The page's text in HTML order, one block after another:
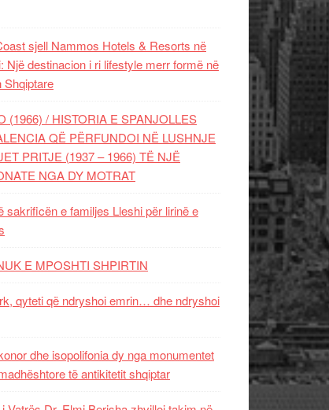
sjell Nammos Hotels & Resorts në
Një destinacion i ri lifestyle merr formë në
Shqiptare
(1966) / HISTORIA E SPANJOLLES
QË PËRFUNDOI NË LUSHNJE
PRITJE (1937 – 1966) TË NJË
NGA DY MOTRAT
sakrificën e familjes Lleshi për lirinë e
E MPOSHTI SHPIRTIN
qyteti që ndryshoi emrin… dhe ndryshoi
dhe isopolifonia dy nga monumentet
të antikitetit shqiptar